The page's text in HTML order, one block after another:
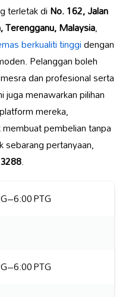
terletak diNo. 162, Jalan
Terengganu, Malaysia,
berkualiti tinggidengan
Pelanggan boleh
dan profesional serta
menawarkan pilihan
mereka,
pembelian tanpa
sebarang pertanyaan,
.
PTG
PTG